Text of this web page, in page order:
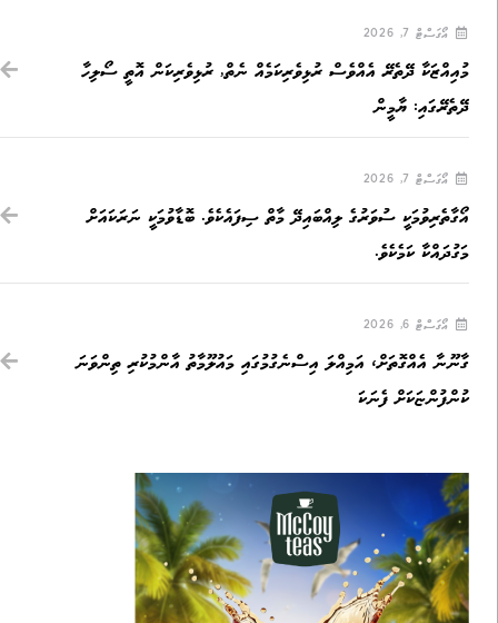
އޯގަސްޓް 7, 2026
މުއިއްޒަކާ ދޭތެރޭ އެއްވެސް ރުޅިވެރިކަމެއް ނެތް, ރުޅިވެރިކަން އޮތީ ސޯލިހާ
ދޭތެރޭގައި: ޔާމީން
އޯގަސްޓް 7, 2026
އޯގާތެރިވުމަކީ ސުވަރުގެ ލިއްބައިދޭ މާތް ސިފައެކެވެ. ބޮޑާވުމަކީ ނަރަކައަށް
މަގުދައްކާ ކަމެކެވެ.
އޯގަސްޓް 6, 2026
ގާނޫނާ އެއްގޮތަށް، އަމިއްލަ އިސްނެގުމުގައި މައުލޫމާތު އާންމުކުރި ތިންވަނަ
ކުންފުންޏަކަށް ފެނަކަ